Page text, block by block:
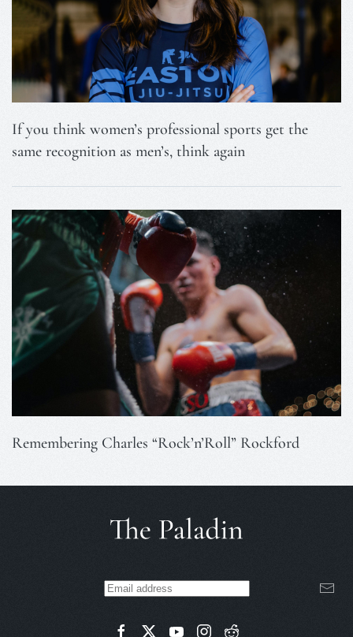
If you think women’s professional sports get the
same recognition as men’s, think again
Remembering Charles “Rock’n’Roll” Rockford